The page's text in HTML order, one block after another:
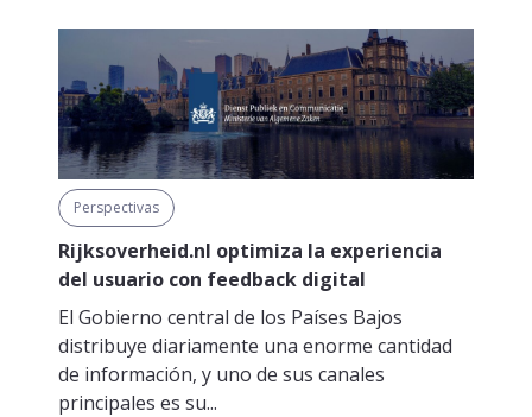
Perspectivas
Rijksoverheid.nl optimiza la experiencia
del usuario con feedback digital
El Gobierno central de los Países Bajos
distribuye diariamente una enorme cantidad
de información, y uno de sus canales
principales es su...